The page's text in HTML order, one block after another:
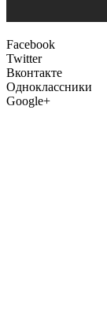
Facebook
Twitter
Вконтакте
Одноклассники
Google+